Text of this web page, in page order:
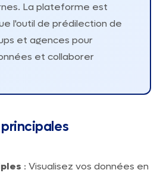
La plateforme est
l'outil de prédilection de
et agences pour
et collaborer
: Visualisez vos données en